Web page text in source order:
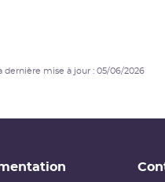
dernière mise à jour : 05/06/2026